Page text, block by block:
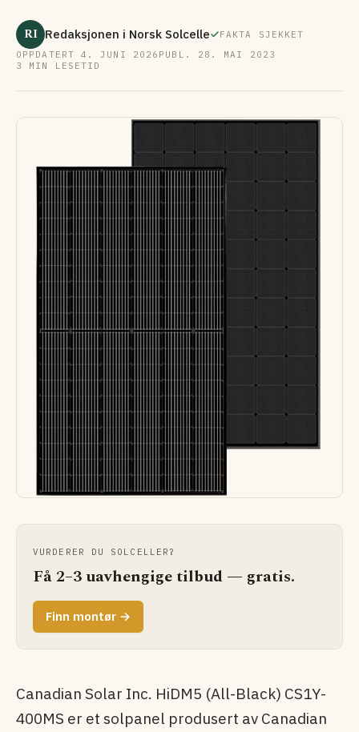
RI Redaksjonen i Norsk Solcelle
FAKTA SJEKKET
OPPDATERT 4. JUNI 2026 PUBL. 28. MAI 2023
3 MIN LESETID
VURDERER DU SOLCELLER?
Få 2–3 uavhengige tilbud — gratis.
Finn montør →
Canadian Solar Inc. HiDM5 (All-Black) CS1Y-
400MS er et solpanel produsert av Canadian